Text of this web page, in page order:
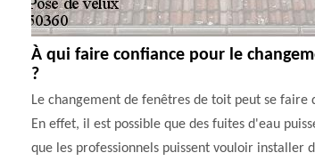
À qui faire confiance pour le
?
Le changement de fenêtres de toit peut se
En effet, il est possible que des fuites d'eau
que les professionnels puissent vouloir installer